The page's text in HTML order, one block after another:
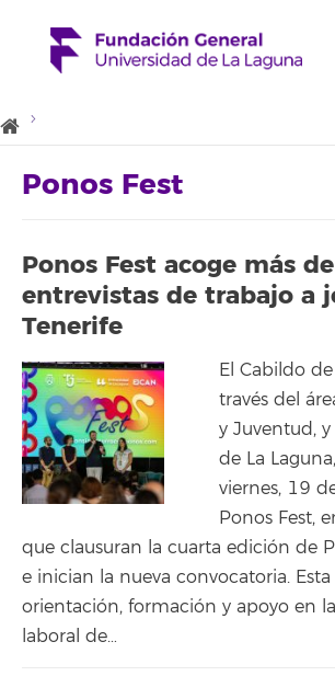
Ponos Fest
Ponos Fest acoge más
entrevistas de trabajo a
Tenerife
El Cabildo
través del
y Juventud,
de La
viernes, 19
Ponos Fest,
que clausuran la cuarta edición de
e inician la nueva convocatoria.
orientación, formación y apoyo en
laboral de…